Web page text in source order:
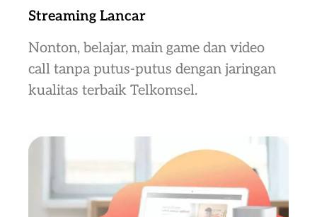
Streaming Lancar
Nonton, belajar, main game dan video
call tanpa putus-putus dengan jaringan
kualitas terbaik Telkomsel.